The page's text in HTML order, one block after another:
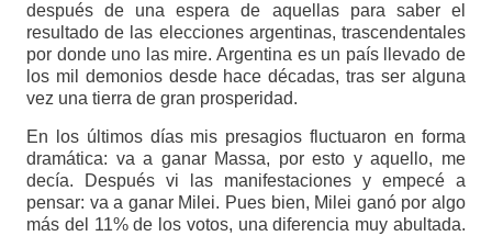
después de una espera de aquellas para saber el
resultado de las elecciones argentinas, trascendentales
por donde uno las mire. Argentina es un país llevado de
los mil demonios desde hace décadas, tras ser alguna
vez una tierra de gran prosperidad.
En los últimos días mis presagios fluctuaron en forma
dramática: va a ganar Massa, por esto y aquello, me
decía. Después vi las manifestaciones y empecé a
pensar: va a ganar Milei. Pues bien, Milei ganó por algo
más del 11% de los votos, una diferencia muy abultada.